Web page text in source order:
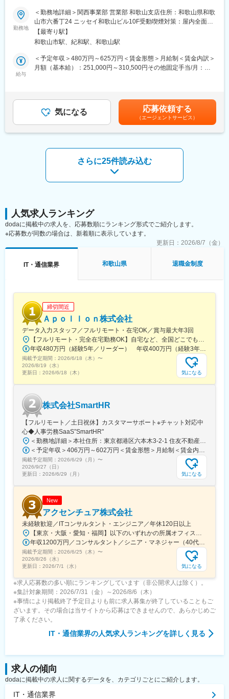
変更の範囲：会社の定める業務
幅広い商材で、お客様の「困った」にワンストップ対応が可能で
す。
富士フイルムビジネスイノベーション製品の紹介及び、IT機器、
ネットワーク提案等で、お客様の業務課題を解決します。
■組織構成
田辺営業所には営業2名、サービスエンジニア2名、営業サポート
・定時9:00-17:30（残業20時間以内）
・未経験でも安心の手厚い研修制度あり
チーム全体で目標を追いかけて頂きます！チーム達成した際は、
賞与や報奨金をご準備していますので、やりがいを持って取り組
の基幹システムやDX（デジタルトランスフォーメーション）化の
為のシステムや機器の提案、オフィスリノベーションに至るまで
幅広い提案が出来ます。
■業務概要：
関西圏の官公庁・地方公共団体向けソリューション提案営業をお
任せします。
■業務内容：
◎GISを活用した行政業務（都市計画・まちづくり等）のDX化
■特徴：
当社は、人工衛星／航空機／ドローン／車両／船舶等から地球上
のあらゆる事象を測量／計測。これらの成果(空間情報)に加工・処
ます。業界未経験の方でも独り立ちまで先輩社員が教育係として
しっかりフォロー。安心して業務に取り組んでいただくことが可
■当社について：
長年培ってきた測量・計測技術、コンサルティング技術、システ
ム技術を融合し、「人々が社会生活をしていくための安心・安
全・快適を創造する企業」として、地理空間情報を基本に様々な
「防災・減災」「国土管理」「インフラ管理」「環境保全」
し、ASEANや開発途上国へのサービス提供も行っています。
勤務地
＜勤務地詳細＞関西事業部 営業部 和歌山支店住所：和歌山県和歌
山市六番丁24 ニッセイ和歌山ビル10F受動喫煙対策：屋内全面禁
煙変更の範囲：会社の定める事業所（リモートワーク含む）
【最寄り駅】
和歌山市駅、紀和駅、和歌山駅
給与
＜予定年収＞480万円～625万円＜賃金形態＞月給制＜賃金内訳＞
月額（基本給）：251,000円～310,500円その他固定手当/月：
（業績により期末支給あり）賃金はあくまでも目安の金額であ
り、選考を通じて上下する可能性があります。月給(月額)は固定手
当を含めた表記です。
気になる 応募依頼する
（エージェントサービス）
さらに25件読み込む
人気求人ランキング
dodaに掲載中の求人を、応募数順にランキング形式でご紹介します。
※応募数が同数の場合は、新着順に表示しています。
更新日： 2026/8/7（金）
IT・通信業界 和歌山県 退職金制度
締切間近
Ａｐｏｌｌｏｎ株式会社
データ入力スタッフ／フルリモート・在宅OK／賞与最大年3回
【フルリモート・完全在宅勤務OK】自宅など、全国どこでもあなたが働きやすい場所で働けます★転居を伴う転勤なし★全国47都道府県どこからでも応募OK【本社】東京都新宿区山吹町130番地の15 茜ビル2-A＜アクセス＞有楽町線「江戸川橋駅」、東西線「東西線」より徒歩10分※受動喫煙対策：あり
年収480万円（経験5年／リーダー） 年収400万円（経験3年／メンバー）
掲載予定期間： 2026/6/18（木） 〜
2026/8/19（水）
更新日： 2026/6/18（木） 気になる
株式会社SmartHR
【フルリモート／土日祝休】カスタマーサポート※チャット対応中
心◆人事労務SaaS”SmartHR"
＜勤務地詳細＞本社住所：東京都港区六本木3-2-1 住友不動産六本木グランドタワー勤務地最寄駅：東京メトロ南北線／六本木一丁目駅受動喫煙対策：屋内全面禁煙変更の範囲：会社の定める事業所（リモートワーク含む）
＜予定年収＞406万円～602万円＜賃金形態＞月給制＜賃金内訳＞月額（基本給）：212,480円～315,200円その他固定手当/月：5,000円固定残業手当/月：77,520円～114,800円（固定残業時間45時間0分/月）超過した時間外労働の残業手当は追加支給＜月給＞295,000円～435,000円（一律手当を含む）＜昇給有無＞有＜残業手当＞有賃金はあくまでも目安の金額であり、選考を通じて上下する可能性があります。月給(月額)は固定手当を含めた表記です。
掲載予定期間： 2026/6/29（月） 〜
2026/9/27（日）
更新日： 2026/6/29（月） 気になる
New
アクセンチュア株式会社
未経験歓迎／ITコンサルタント・エンジニア／年休120日以上
【東京・大阪・愛知・福岡】以下のいずれかの所属オフィスもしくは各エリアのプロジェクト先 所属オフィス：■赤坂インターシティ■関西オフィス■アクセンチュア・アドバンスト・テクノロジーセンター名古屋■福岡オフィス※詳細は勤務地一覧よりご覧いただけます。※所属オフィスを問わずプロジェクトにより、国内出張、海外出張の可能性があります【魅力ポイント│世界の知恵を活用】世界中のベストプラクティスがデータベースに集約されており、数多くの事例や社員の知恵を活用できます。日本では前例のない案件でも、世界各国の社員からオンライン・オフライン（海外出張）問わず、気軽にアドバイスを受けることができます。★ この求人のPOINT ★￣￣V￣￣￣￣￣￣￣￣￣＃世界約78万人規模の大手基盤で安定性◎若手から裁量大きく挑戦・成長できる環境＃土日祝休／連続5日以上の休暇取得も可能！／フルフレックス（コアタイムなし）＃コンサル・IT未経験者向けの手厚い研修◎／メンター制度もあるため安心してチャレンジOK！
年収1200万円／コンサルタント／シニア・マネジャー（40代） 年収1000万円／テクノロジーアーキテクト（30代）
掲載予定期間： 2026/6/25（木） 〜
2026/8/26（水）
更新日： 2026/7/1（水） 気になる
※求人応募数の多い順にランキングしています（非公開求人は除く）。
※集計対象期間：2026/7/31（金）～2026/8/6（木）
※事情により掲載終了予定日よりも前に求人募集が終了していることもご
ざいます。その場合は当サイトから応募はできませんので、あらかじめご
了承ください。
IT・通信業界の人気求人ランキングを詳しく見る
求人の傾向
dodaに掲載中の求人に関するデータを、カテゴリごとにご紹介します。
IT・通信業界